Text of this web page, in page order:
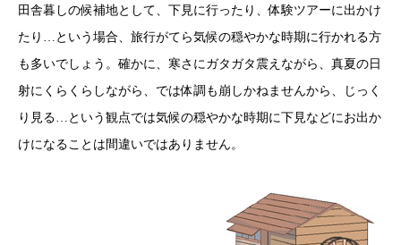
田舎暮しの候補地として、下見に行ったり、体験ツアーに出かけ
たり…という場合、旅行がてら気候の穏やかな時期に行かれる方
も多いでしょう。確かに、寒さにガタガタ震えながら、真夏の日
射にくらくらしながら、では体調も崩しかねませんから、じっく
り見る…という観点では気候の穏やかな時期に下見などにお出か
けになることは間違いではありません。